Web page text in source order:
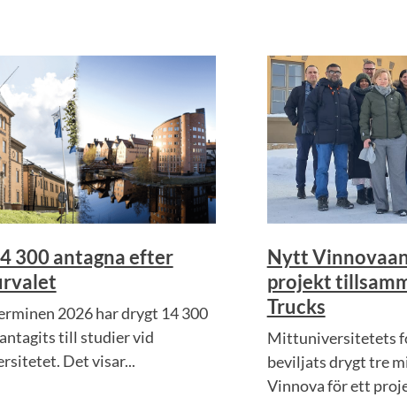
300 antagna efter
2026 har drygt 14 300
till studier vid
Det visar...
Nytt
projekt
Trucks
Mittuniversitetets
beviljats drygt tre
Vinnova för ett